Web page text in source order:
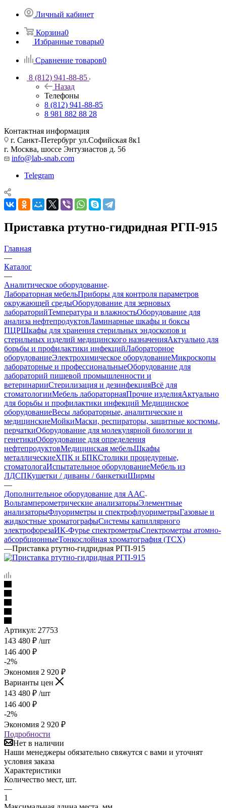
Личный кабинет
Корзина0
Избранные товары0
Сравнение товаров0
8 (812) 941-88-85
Назад
Телефоны
8 (812) 941-88-85
8 981 882 88 28
Контактная информация
г. Санкт-Петербург ул.Софийская 8к1
г. Москва, шоссе Энтузиастов д. 56
info@lab-snab.com
Telegram
Приставка ртутно-гидридная РГП-915
Главная
—
Каталог
—
Аналитическое оборудование
Лабораторная мебельПриборы для контроля параметров
окружающей средыОборудование для зерновых
лабораторийТемпература и влажностьОборудование для
анализа нефтепродуктовЛаминарные шкафы и боксы
ПЦРШкафы для хранения стерильных эндоскопов и
стерильных изделий медицинского назначенияАктуально для
борьбы и профилактики инфекцийЛабораторное
оборудованиеЭлектрохимическое оборудованиеМикроскопы
лабораторные и профессиональныеОборудование для
лабораторий пищевой промышленности и
ветеринарииСтерилизация и дезинфекцияВсё для
стоматологииМебель лабораторнаяПрочие изделияАктуально
для борьбы и профилактики инфекций Медицинское
оборудованиеВесы лабораторные, аналитические и
медицинскиеМойкиМаски, респираторы, защитные костюмы,
перчаткиОборудование для молекулярной биологии и
генетикиОборудование для определения
нефтепродуктовМедицинская мебельШкафы
металлическиеХПК и БПКСтолики процедурные,
стоматологаИспытательное оборудованиеМебель из
ЛДСПКушетки / диваны / банкеткиШирмы
—
Дополнительное оборудование для ААС
Вольтамперометрические анализаторыЭлементные
анализаторыФлуориметры и спектрофлуориметрыГазовые и
жидкостные хроматографыСистемы капиллярного
электрофорезаИК-Фурье спектрометрыСпектрометры атомно-
абсорбционныеТонкослойная хроматография (ТСХ)
—Приставка ртутно-гидридная РГП-915
Артикул: 27753
143 480 ₽ /шт
146 400 ₽
-2%
Экономия 2 920 ₽
Варианты цен
143 480 ₽ /шт
146 400 ₽
-2%
Экономия 2 920 ₽
Подробности
Нет в наличии
Наши менеджеры обязательно свяжутся с вами и уточнят
условия заказа
Характеристики
Количество мест, шт.
—
1